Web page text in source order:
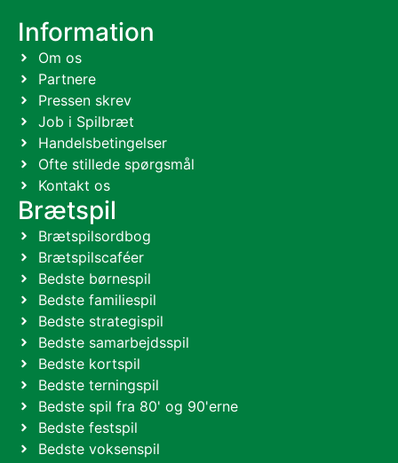
Information
Om os
Partnere
Pressen skrev
Job i Spilbræt
Handelsbetingelser
Ofte stillede spørgsmål
Kontakt os
Brætspil
Brætspilsordbog
Brætspilscaféer
Bedste børnespil
Bedste familiespil
Bedste strategispil
Bedste samarbejdsspil
Bedste kortspil
Bedste terningspil
Bedste spil fra 80' og 90'erne
Bedste festspil
Bedste voksenspil